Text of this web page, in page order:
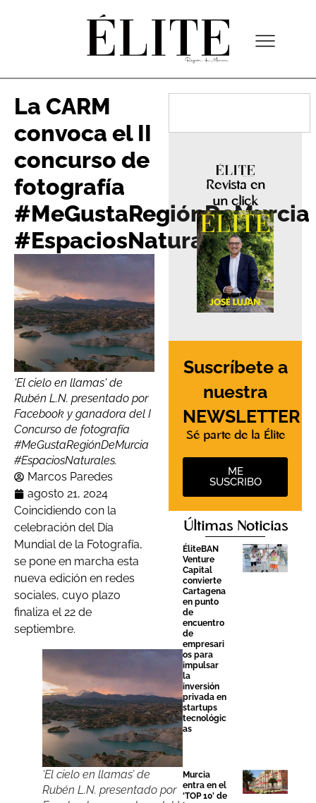
La CARM
convoca el II
concurso de
fotografía
#MeGustaRegiónDeMurcia
#EspaciosNaturales
'El cielo en llamas' de
Rubén L.N. presentado por
Facebook y ganadora del I
Concurso de fotografía
#MeGustaRegiónDeMurcia
#EspaciosNaturales.
Marcos Paredes
agosto 21, 2024
Coincidiendo con la
celebración del Día
Mundial de la Fotografía,
se pone en marcha esta
nueva edición en redes
sociales, cuyo plazo
finaliza el 22 de
septiembre.
‘El cielo en llamas’ de
Rubén L.N. presentado por
Revista en
un click
Suscríbete a
nuestra
NEWSLETTER
Sé parte de la Élite
ME
SUSCRIBO
Últimas Noticias
ÉliteBAN
Venture
Capital
convierte
Cartagena
en punto
de
encuentro
de
empresari
os para
impulsar
la
inversión
privada en
startups
tecnológic
as
Murcia
entra en el
‘TOP 10’ de